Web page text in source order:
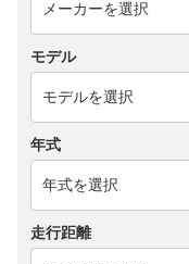
モデル
年式
走行距離